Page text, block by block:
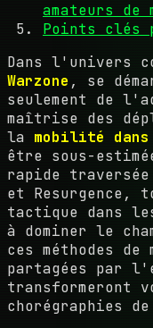
amateurs de
Points clés
Dans l'univers
Warzone , se
seulement de
maîtrise des
la mobilité dans
être sous-
rapide
et Resurgence,
tactique dans
à dominer le
ces méthodes
partagées par
transformeront
chorégraphies